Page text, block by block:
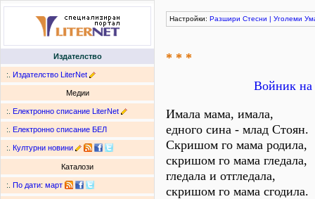
Издателство
:. Издателство LiterNet
Медии
:. Електронно списание LiterNet
:. Електронно списание БЕЛ
:. Културни новини
Каталози
:. По дати: март
Настройки: Разшири Стесни | Уголеми
* * *
Войник на
Имала мама, имала,
едного сина - млад Стоян.
Скришом го мама родила,
скришом го мама гледала,
гледала и отгледала,
скришом го мама сгодила.